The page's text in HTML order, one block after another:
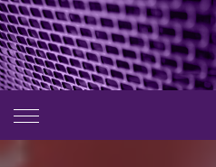
Skip
to
the
content